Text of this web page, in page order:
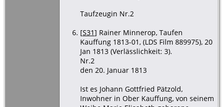
Taufzeugin Nr.2
[S31] Rainer Minnerop, Taufen
Kauffung 1813-01, (LDS Film 889975), 20
Jan 1813 (Verlässlichkeit: 3).
Nr.2
den 20. Januar 1813
Ist es Johann Gottfried Pätzold,
Inwohner in Ober Kauffung, von seinem